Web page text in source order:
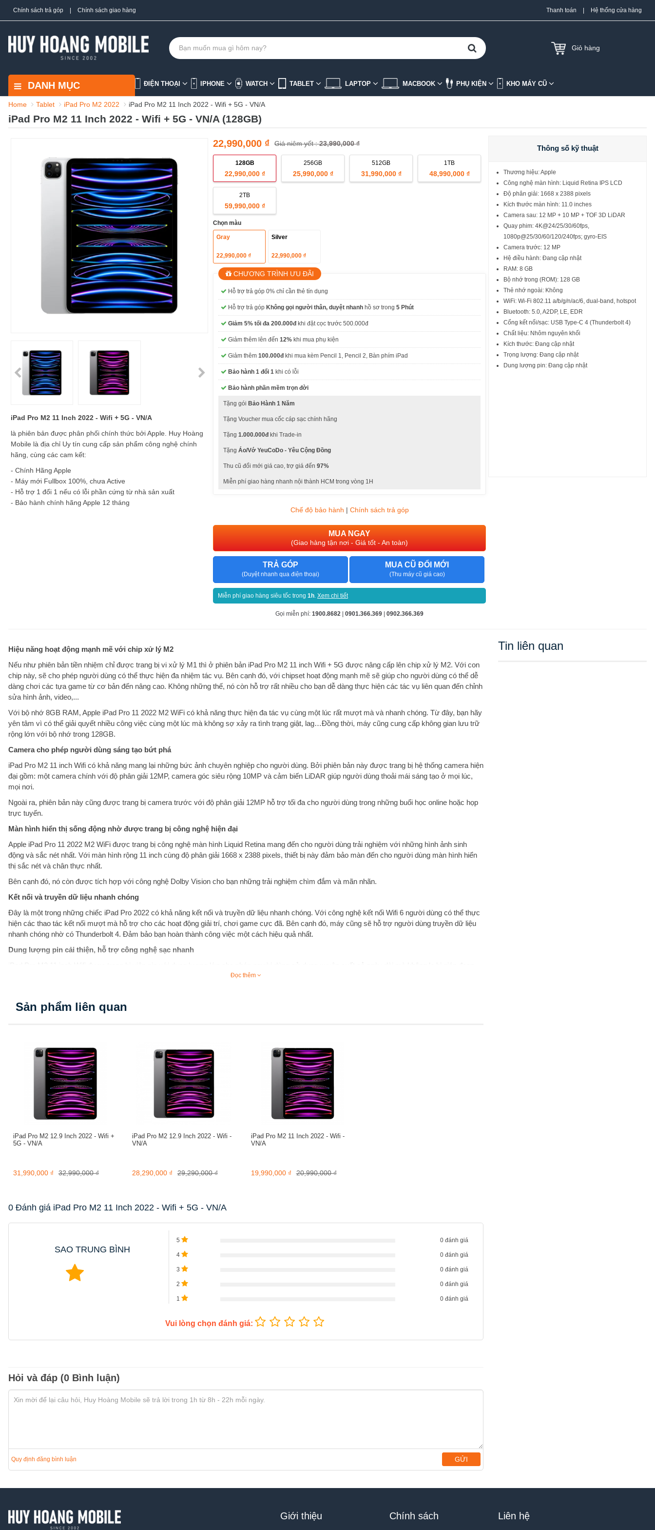
Chính sách trả góp Chính sách giao hàng Thanh toán Hệ thống cửa hàng
Giỏ hàng
DANH MỤC ĐIỆN THOẠI IPHONE WATCH TABLET LAPTOP MACBOOK PHỤ KIỆN KHO MÁY CŨ
Home Tablet iPad Pro M2 2022 iPad Pro M2 11 Inch 2022 - Wifi + 5G - VN/A
iPad Pro M2 11 Inch 2022 - Wifi + 5G - VN/A (128GB)
iPad Pro M2 11 Inch 2022 - Wifi + 5G - VN/A
là phiên bản được phân phối chính thức bởi Apple. Huy Hoàng
Mobile là địa chỉ Uy tín cung cấp sản phẩm công nghệ chính
hãng, cùng các cam kết:
- Chính Hãng Apple
- Máy mới Fullbox 100%, chưa Active
- Hỗ trợ 1 đổi 1 nếu có lỗi phần cứng từ nhà sản xuất
- Bảo hành chính hãng Apple 12 tháng
22,990,000 ₫ Giá niêm yết :23,990,000 ₫
128GB
22,990,000 ₫
256GB
25,990,000 ₫
512GB
31,990,000 ₫
1TB
48,990,000 ₫
2TB
59,990,000 ₫
Chọn màu
Gray
22,990,000 ₫
Silver
22,990,000 ₫
CHƯƠNG TRÌNH ƯU ĐÃI
Hỗ trợ trả góp 0% chỉ cần thẻ tín dụng
Hỗ trợ trả góp Không gọi người thân, duyệt nhanh hồ sơ trong 5 Phút
Giảm 5% tối đa 200.000đkhi đặt cọc trước 500.000đ
Giảm thêm lên đến 12% khi mua phụ kiện
Giảm thêm 100.000đkhi mua kèm Pencil 1, Pencil 2, Bàn phím iPad
Bảo hành 1 đổi 1 khi có lỗi
Bảo hành phần mềm trọn đời
Tặng gói Bảo Hành 1 Năm
Tặng Voucher mua cốc cáp sạc chính hãng
Tặng 1.000.000đ khi Trade-in
Tặng Áo/Vớ YeuCoDo - Yêu Cộng Đồng
Thu cũ đổi mới giá cao, trợ giá đến 97%
Miễn phí giao hàng nhanh nội thành HCM trong vòng 1H
Chế độ bảo hành | Chính sách trả góp
MUA NGAY
(Giao hàng tận nơi - Giá tốt - An toàn)
TRẢ GÓP
(Duyệt nhanh qua điện thoại)
MUA CŨ ĐỔI MỚI
(Thu máy cũ giá cao)
Miễn phí giao hàng siêu tốc trong 1h. Xem chi tiết
Gọi miễn phí: 1900.8682 0901.366.369 0902.366.369
Thông số kỹ thuật
Thương hiệu: Apple
Công nghệ màn hình: Liquid Retina IPS LCD
Độ phân giải: 1668 x 2388 pixels
Kích thước màn hình: 11.0 inches
Camera sau: 12 MP + 10 MP + TOF 3D LiDAR
Quay phim: 4K@24/25/30/60fps,
1080p@25/30/60/120/240fps; gyro-EIS
Camera trước: 12 MP
Hệ điều hành: Đang cập nhật
RAM: 8 GB
Bộ nhớ trong (ROM): 128 GB
Thẻ nhớ ngoài: Không
WiFi: Wi-Fi 802.11 a/b/g/n/ac/6, dual-band, hotspot
Bluetooth: 5.0, A2DP, LE, EDR
Cổng kết nối/sạc: USB Type-C 4 (Thunderbolt 4)
Chất liệu: Nhôm nguyên khối
Kích thước: Đang cập nhật
Trọng lượng: Đang cập nhật
Dung lượng pin: Đang cập nhật
Hiệu năng hoạt động mạnh mẽ với chip xử lý M2
Nếu như phiên bản tiền nhiệm chỉ được trang bị vi xử lý M1 thì ở phiên bản iPad Pro M2 11 inch Wifi + 5G được nâng cấp lên chip xử lý M2. Với con
chip này, sẽ cho phép người dùng có thể thực hiện đa nhiệm tác vụ. Bên cạnh đó, với chipset hoạt động mạnh mẽ sẽ giúp cho người dùng có thể dễ
dàng chơi các tựa game từ cơ bản đến nâng cao. Không những thế, nó còn hỗ trợ rất nhiều cho bạn dễ dàng thực hiện các tác vụ liên quan đến chỉnh
sửa hình ảnh, video,...
Với bộ nhớ 8GB RAM, Apple iPad Pro 11 2022 M2 WiFi có khả năng thực hiện đa tác vụ cùng một lúc rất mượt mà và nhanh chóng. Từ đây, bạn hãy
yên tâm vì có thể giải quyết nhiều công việc cùng một lúc mà không sợ xảy ra tình trạng giật, lag…Đồng thời, máy cũng cung cấp không gian lưu trữ
rộng lớn với bộ nhớ trong 128GB.
Camera cho phép người dùng sáng tạo bứt phá
iPad Pro M2 11 inch Wifi có khả năng mang lại những bức ảnh chuyên nghiệp cho người dùng. Bởi phiên bản này được trang bị hệ thống camera hiện
đại gồm: một camera chính với độ phân giải 12MP, camera góc siêu rộng 10MP và cảm biến LiDAR giúp người dùng thoải mái sáng tạo ở mọi lúc,
mọi nơi.
Ngoài ra, phiên bản này cũng được trang bị camera trước với độ phân giải 12MP hỗ trợ tối đa cho người dùng trong những buổi học online hoặc họp
trực tuyến.
Màn hình hiển thị sống động nhờ được trang bị công nghệ hiện đại
Apple iPad Pro 11 2022 M2 WiFi được trang bị công nghệ màn hình Liquid Retina mang đến cho người dùng trải nghiệm với những hình ảnh sinh
động và sắc nét nhất. Với màn hình rộng 11 inch cùng độ phân giải 1668 x 2388 pixels, thiết bị này đảm bảo màn đến cho người dùng màn hình hiển
thị sắc nét và chân thực nhất.
Bên cạnh đó, nó còn được tích hợp với công nghệ Dolby Vision cho bạn những trải nghiệm chìm đắm và mãn nhãn.
Kết nối và truyền dữ liệu nhanh chóng
Đây là một trong những chiếc iPad Pro 2022 có khả năng kết nối và truyền dữ liệu nhanh chóng. Với công nghệ kết nối Wifi 6 người dùng có thể thực
hiện các thao tác kết nối mượt mà hỗ trợ cho các hoạt động giải trí, chơi game cực đã. Bên cạnh đó, máy cũng sẽ hỗ trợ người dùng truyền dữ liệu
nhanh chóng nhờ có Thunderbolt 4. Đảm bảo bạn hoàn thành công việc một cách hiệu quả nhất.
Dung lượng pin cải thiện, hỗ trợ công nghệ sạc nhanh
giữa chừng. Bên cạnh đó, máy còn được hỗ trợ tính năng sạc nhanh giúp người dùng có thể sạc pin nhanh chóng, cho trải nghiệm trọn vẹn hơn bao
Hỗ trợ kết nối với các thiết bị công nghệ hiện đại
Sở hữu thiết kế sang trọng, hiện đại
Người dùng sẽ bị thu hút bởi vẻ đẹp bên ngoài của chiếc Apple iPad Pro 11 2022 M2 WiFi. Bởi chúng sở hữu một thiết kế đặc trưng, được gia công
bằng nhôm chắc chắn, gọn nhẹ khi trọng lượng chỉ 466g. Từ đó, người dùng có thể dễ dàng mang theo bên mình đến bất cứ nơi đâu họ thích.
Bên cạnh đó, phiên bản này còn sở hữu những màu sắc độc quyền giúp cho người dùng toát lên vẻ đẹp sang trọng, quý phái khi cầm trên tay chiếc
Đọc thêm
Sản phẩm liên quan
iPad Pro M2 12.9 Inch 2022 - Wifi +
5G - VN/A
31,990,000 ₫ 32,990,000 ₫
iPad Pro M2 12.9 Inch 2022 - Wifi -
VN/A
28,290,000 ₫ 29,290,000 ₫
iPad Pro M2 11 Inch 2022 - Wifi -
VN/A
19,990,000 ₫ 20,990,000 ₫
0 Đánh giá iPad Pro M2 11 Inch 2022 - Wifi + 5G - VN/A
SAO TRUNG BÌNH
5 0 đánh giá
4 0 đánh giá
3 0 đánh giá
2 0 đánh giá
1 0 đánh giá
Vui lòng chọn đánh giá:
Hỏi và đáp (0 Bình luận)
Quy định đăng bình luận GỬI
Tin liên quan
Giới thiệu Chính sách Liên hệ